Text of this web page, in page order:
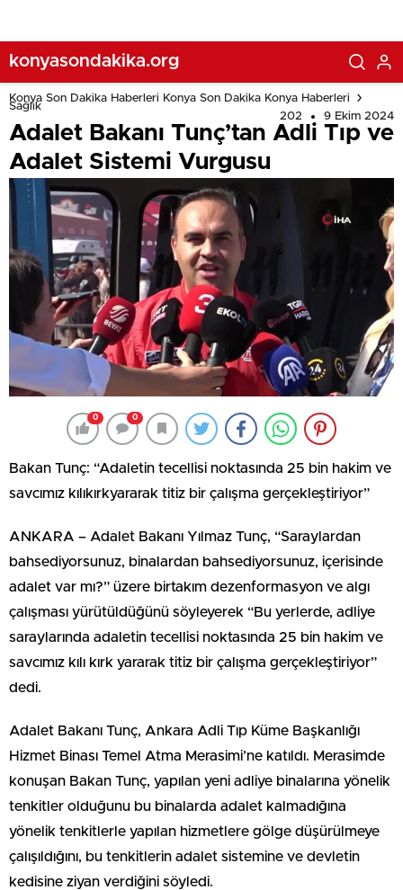
konyasondakika.org
Konya Son Dakika Haberleri Konya Son Dakika Konya Haberleri
Sağlık
202
9 Ekim 2024
Adalet Bakanı Tunç’tan Adli Tıp ve
Adalet Sistemi Vurgusu
0 0
Bakan Tunç: “Adaletin tecellisi noktasında 25 bin hakim ve
savcımız kılıkırkyararak titiz bir çalışma gerçekleştiriyor”
ANKARA – Adalet Bakanı Yılmaz Tunç, “Saraylardan
bahsediyorsunuz, binalardan bahsediyorsunuz, içerisinde
adalet var mı?” üzere birtakım dezenformasyon ve algı
çalışması yürütüldüğünü söyleyerek “Bu yerlerde, adliye
saraylarında adaletin tecellisi noktasında 25 bin hakim ve
savcımız kılı kırk yararak titiz bir çalışma gerçekleştiriyor”
dedi.
Adalet Bakanı Tunç, Ankara Adli Tıp Küme Başkanlığı
Hizmet Binası Temel Atma Merasimi’ne katıldı. Merasimde
konuşan Bakan Tunç, yapılan yeni adliye binalarına yönelik
tenkitler olduğunu bu binalarda adalet kalmadığına
yönelik tenkitlerle yapılan hizmetlere gölge düşürülmeye
çalışıldığını, bu tenkitlerin adalet sistemine ve devletin
kedisine ziyan verdiğini söyledi.